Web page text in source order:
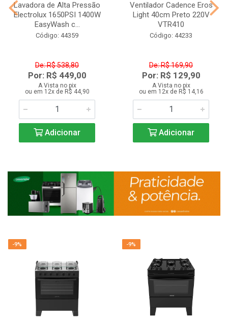
Lavadora de Alta Pressão
Electrolux 1650PSI 1400W
EasyWash c...
Código: 44359
De: R$ 538,80
Por: R$ 449,00
A Vista no pix
ou em 12x de R$ 44,90
Adicionar
Ventilador Cadence Eros
Light 40cm Preto 220V
VTR410
Código: 44233
De: R$ 169,90
Por: R$ 129,90
A Vista no pix
ou em 12x de R$ 14,16
Adicionar
-9% -9%